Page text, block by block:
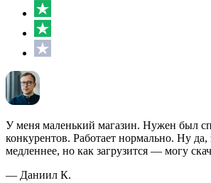
У меня маленький магазин. Нужен был
конкурентов. Работает нормально. Ну
медленнее, но как загрузится — могу
— Даниил К.